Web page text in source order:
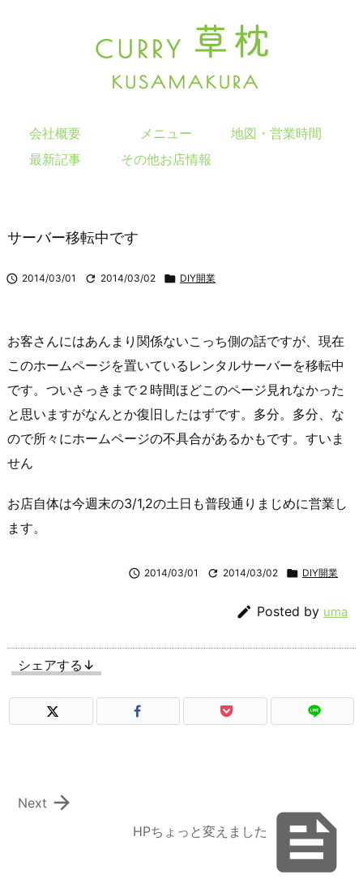
会社概要 メニュー
地図・営業時間
最新記事
その他お店情報
サーバー移転中です
 2014/03/01  2014/03/02  DIY開業
お客さんにはあんまり関係ないこっち側の話ですが、現在
このホームページを置いているレンタルサーバーを移転中
です。ついさっきまで２時間ほどこのページ見れなかった
と思いますがなんとか復旧したはずです。多分。多分、な
ので所々にホームページの不具合があるかもです。すいま
せん
お店自体は今週末の3/1,2の土日も普段通りまじめに営業し
ます。
 2014/03/01  2014/03/02  DIY開業
 Posted by uma
シェアする↓

HPちょっと変えました

Next